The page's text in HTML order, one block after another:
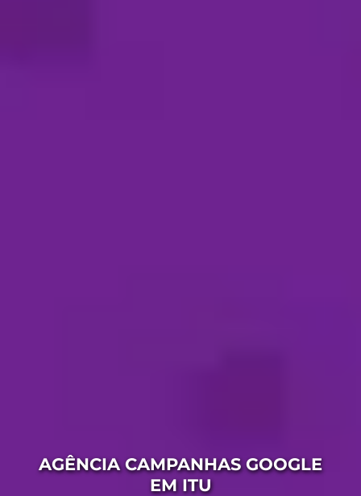
AGÊNCIA CAMPANHAS GOOGLE
EM ITU